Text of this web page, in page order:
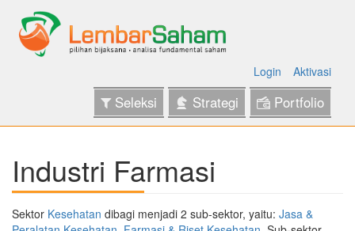
Login Aktivasi
Seleksi Strategi Portfolio
Industri Farmasi
Sektor Kesehatan dibagi menjadi 2 sub-sektor, yaitu: Jasa &